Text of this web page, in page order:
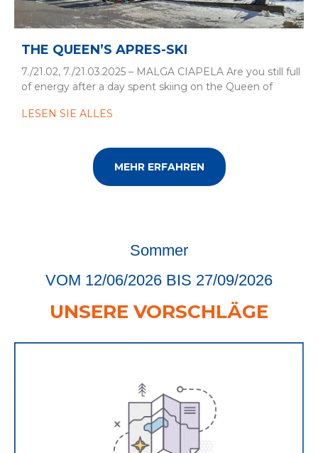
THE QUEEN’S APRES-SKI
7./21.02, 7./21.03.2025 – MALGA CIAPELA Are you still full
of energy after a day spent skiing on the Queen of
LESEN SIE ALLES
MEHR ERFAHREN
Sommer
VOM 12/06/2026 BIS 27/09/2026
UNSERE VORSCHLÄGE